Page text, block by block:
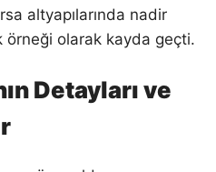
altyapılarında nadir
olarak kayda geçti.
Detayları ve